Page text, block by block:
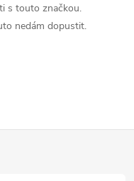
s touto značkou.
nedám dopustit.